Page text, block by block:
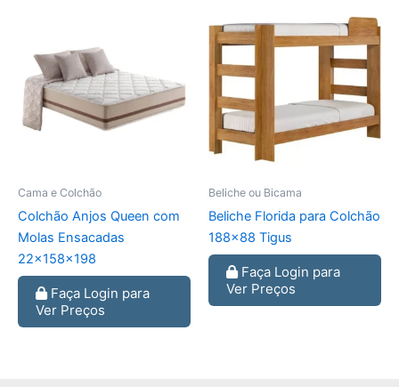
Cama e Colchão
Colchão Anjos Queen com
Molas Ensacadas
22x158x198
Faça Login para
Ver Preços
Beliche ou Bicama
Beliche Florida para Colchão
188×88 Tigus
Faça Login para
Ver Preços